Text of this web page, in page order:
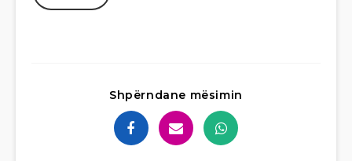
Shpërndane mësimin